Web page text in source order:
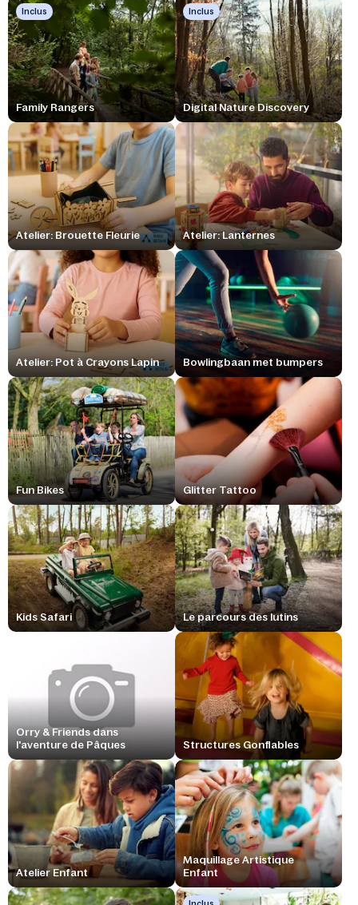
Inclus
Family Rangers
Inclus
Digital Nature Discovery
Atelier: Brouette Fleurie Atelier: Lanternes
Atelier: Pot à Crayons Lapin Bowlingbaan met bumpers
Fun Bikes Glitter Tattoo
Kids Safari Le parcours des lutins
Orry & Friends dans
l'aventure de Pâques
Structures Gonflables
Atelier Enfant
Maquillage Artistique
Enfant